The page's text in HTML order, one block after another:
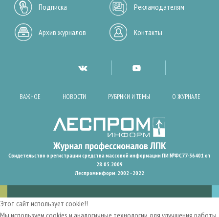
Подписка Рекламодателям
Архив журналов Контакты
ВАЖНОЕ НОВОСТИ РУБРИКИ И ТЕМЫ О ЖУРНАЛЕ
Свидетельство о регистрации средства массовой информации ПИ №ФС77-36401 от
28.05.2009
Леспроминформ. 2002 - 2022
Этот сайт использует cookie!!